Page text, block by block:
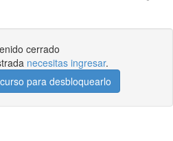
cerrado
necesitas ingresar.
para desbloquearlo